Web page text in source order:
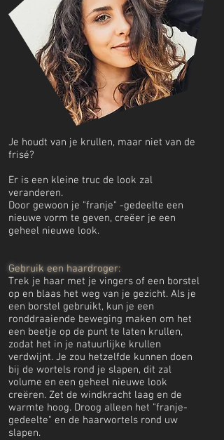
Je houdt van je krullen, maar niet van de
frisé?
Er is een kleine truc de look zal
veranderen.
Door gewoon je "franje" -gedeelte een
nieuwe vorm te geven, creëer je een
geheel nieuwe look.
Gebruik een haardroger:
Trek je haar met je vingers of een borstel
op en blaas het weg van je gezicht. Als je
een borstel gebruikt, kun je een
ronddraaiende beweging maken om het
een beetje op de punt te laten krullen,
zodat het in je natuurlijke krullen
verdwijnt. Je zou hetzelfde kunnen doen
bij de wortels rond je slapen, dit zal
volume en een geheel nieuwe look
creëren. Zet de windkracht laag en de
warmte hoog. Droog alleen het "franje-
gedeelte" en de haarwortels rond uw
slapen.